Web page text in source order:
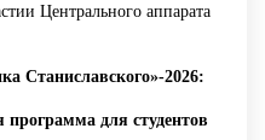
Центрального аппарата
Станиславского»-2026:
для студентов